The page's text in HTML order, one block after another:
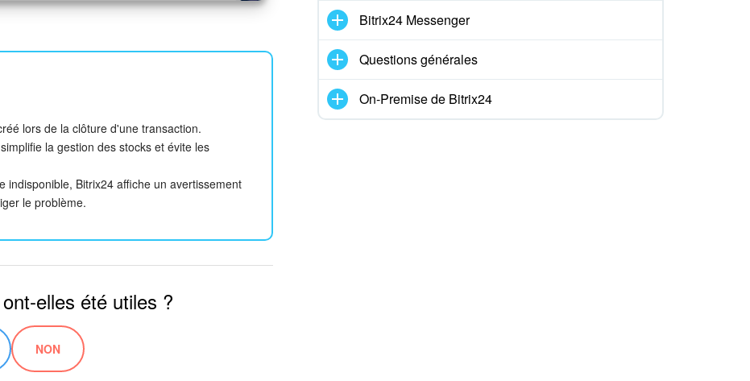
lors de la clôture d'une transaction.
la gestion des stocks et évite les
indisponible, Bitrix24 affiche un avertissement
le problème.
elles été utiles ?
NON
Bitrix24 Messenger
Questions générales
On-Premise de Bitrix24